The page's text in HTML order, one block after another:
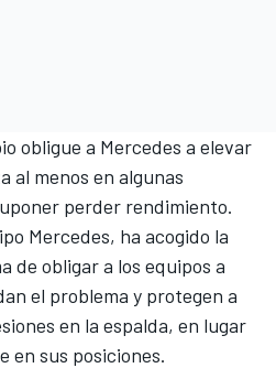
obligue a Mercedes a elevar
al menos en algunas
perder rendimiento.
Mercedes, ha acogido la
de obligar a los equipos a
el problema y protegen a
en la espalda, en lugar
en sus posiciones.